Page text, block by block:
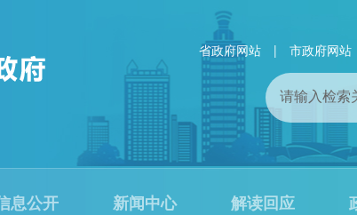
省政府网站 | 市政府网站
息公开 新闻中心 解读回应